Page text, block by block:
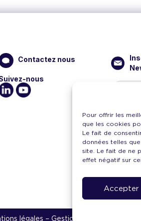
Pour offrir les
que les cookies
Le fait de
données telles
site. Le fait de ne
effet négatif sur
Accepter
Contactez nous
nous
Je
légales – Gestion cookies